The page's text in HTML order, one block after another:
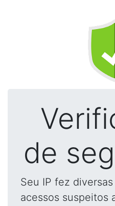
de
Seu IP fez
acessos suspeitos